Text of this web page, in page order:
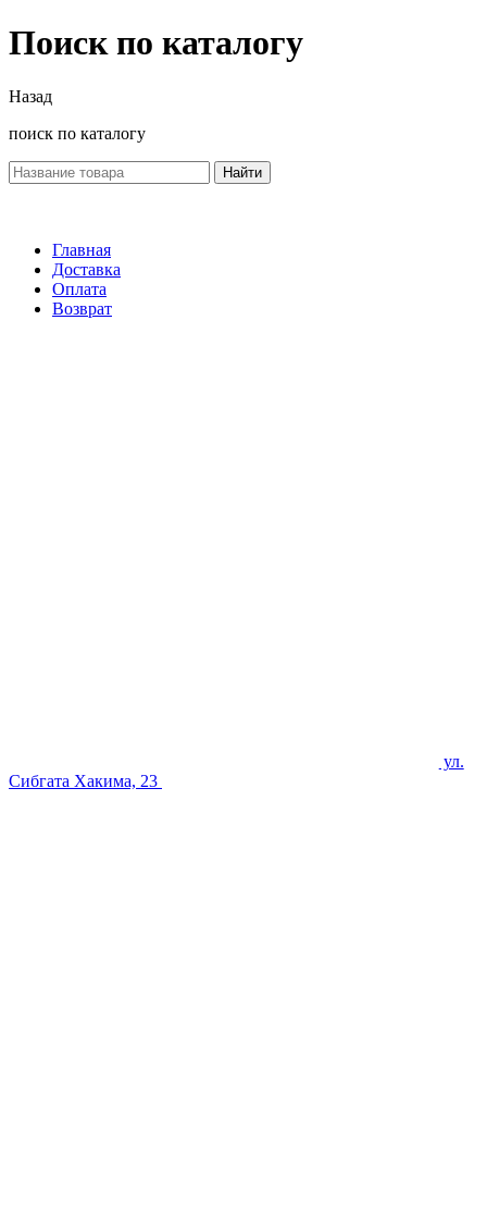
Поиск по каталогу
Назад
поиск по каталогу
Найти
Главная
Доставка
Оплата
Возврат
ул.
Сибгата Хакима, 23